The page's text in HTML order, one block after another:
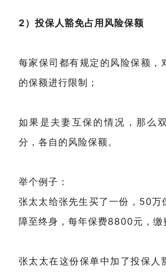
2）投保人豁免占用风险保额
每家保司都有规定的风险保额，
的保额进行限制；
如果是夫妻互保的情况，那么
分，各自的风险保额。
举个例子：
张太太给张先生买了一份，50万
障至终身，每年保费8800元，缴
张太太在这份保单中加了投保人